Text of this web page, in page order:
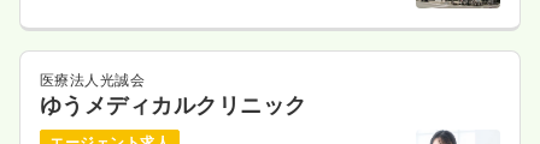
医療法人光誠会
ゆうメディカルクリニック